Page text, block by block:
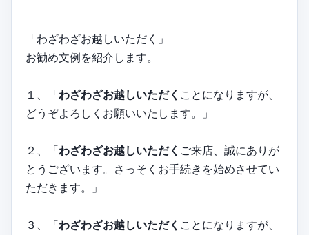
「わざわざお越しいただく」
お勧め文例を紹介します。
１、「わざわざお越しいただく ことになりますが、
どうぞよろしくお願いいたします。」
２、「わざわざお越しいただく ご来店、誠にありが
とうございます。さっそくお手続きを始めさせてい
ただきます。」
３、「わざわざお越しいただく ことになりますが、